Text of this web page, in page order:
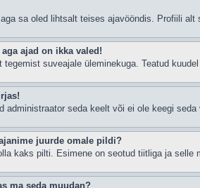
sa oled lihtsalt teises ajavööndis. Profiili alt
ajad on ikka valed!
tegemist suveajale üleminekuga. Teatud
administraator seda keelt või ei ole keegi
juurde omale pildi?
kaks pilti. Esimene on seotud tiitliga ja
ma seda muudan?